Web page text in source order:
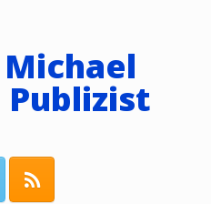
Publizist